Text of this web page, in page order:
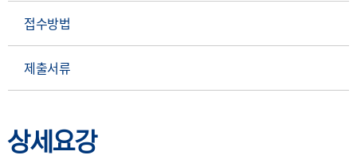
접수방법
제출서류
상세요강